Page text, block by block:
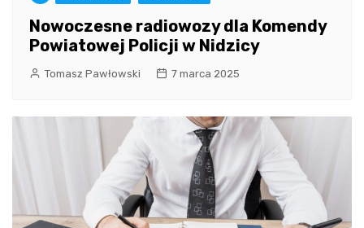
Nowoczesne radiowozy dla Komendy
Powiatowej Policji w Nidzicy
Tomasz Pawłowski 7 marca 2025